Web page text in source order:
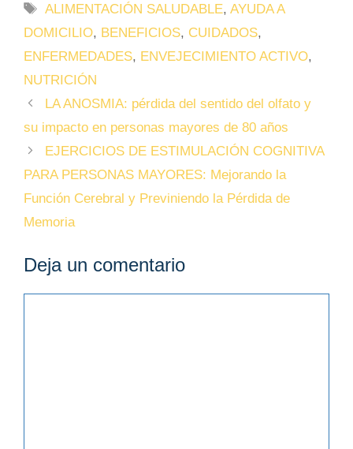
ALIMENTACIÓN SALUDABLE,AYUDA A
DOMICILIO, BENEFICIOS, CUIDADOS,
ENFERMEDADES, ENVEJECIMIENTO ACTIVO,
NUTRICIÓN
LA ANOSMIA: pérdida del sentido del olfato y
su impacto en personas mayores de 80 años
EJERCICIOS DE ESTIMULACIÓN COGNITIVA
PARA PERSONAS MAYORES: Mejorando la
Función Cerebral y Previniendo la Pérdida de
Memoria
Deja un comentario